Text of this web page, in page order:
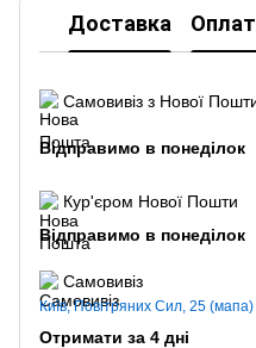
Доставка
Самовивіз з Нової
Відправимо в понеділок
Кур'єром Нової Пошти
Відправимо в понеділок
Самовивіз
Київ, Повітряних Сил, 25 (мапа)
Отримати за 4 дні